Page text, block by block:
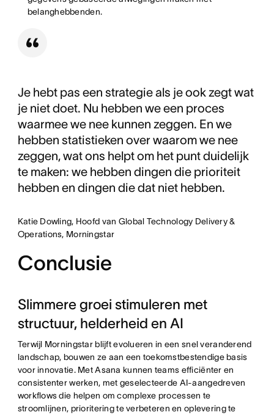
belanghebbenden.
Je hebt pas een strategie als je ook zegt wat
je niet doet. Nu hebben we een proces
waarmee we nee kunnen zeggen. En we
hebben statistieken over waarom we nee
zeggen, wat ons helpt om het punt duidelijk
te maken: we hebben dingen die prioriteit
hebben en dingen die dat niet hebben.
Katie Dowling, Hoofd van Global Technology Delivery &
Operations, Morningstar
Conclusie
Slimmere groei stimuleren met
structuur, helderheid en AI
Terwijl Morningstar blijft evolueren in een snel veranderend
landschap, bouwen ze aan een toekomstbestendige basis
voor innovatie. Met Asana kunnen teams efficiënter en
consistenter werken, met geselecteerde AI-aangedreven
workflows die helpen om complexe processen te
stroomlijnen, prioritering te verbeteren en oplevering te